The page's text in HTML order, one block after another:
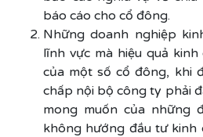
báo cáo cho cổ đông.
Những doanh nghiệp
lĩnh vực mà hiệu quả
của một số cổ đông, khi
chấp nội bộ công ty phải
mong muốn của những
không hướng đầu tư kinh